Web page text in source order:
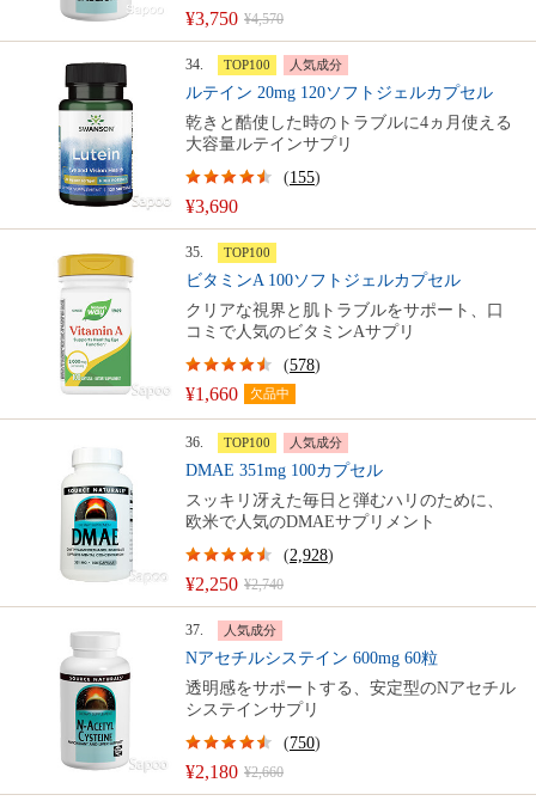
¥3,750 ¥4,570
34. TOP100 人気成分
ルテイン 20mg 120ソフトジェルカプセル
乾きと酷使した時のトラブルに4ヵ月使える
大容量ルテインサプリ
¥3,690
(155)
35. TOP100
ビタミンA 100ソフトジェルカプセル
クリアな視界と肌トラブルをサポート、口
コミで人気のビタミンAサプリ
¥1,660 欠品中
(578)
36. TOP100 人気成分
DMAE 351mg 100カプセル
スッキリ冴えた毎日と弾むハリのために、
欧米で人気のDMAEサプリメント
¥2,250 ¥2,740
(2,928)
37. 人気成分
Nアセチルシステイン 600mg 60粒
透明感をサポートする、安定型のNアセチル
システインサプリ
¥2,180 ¥2,660
(750)